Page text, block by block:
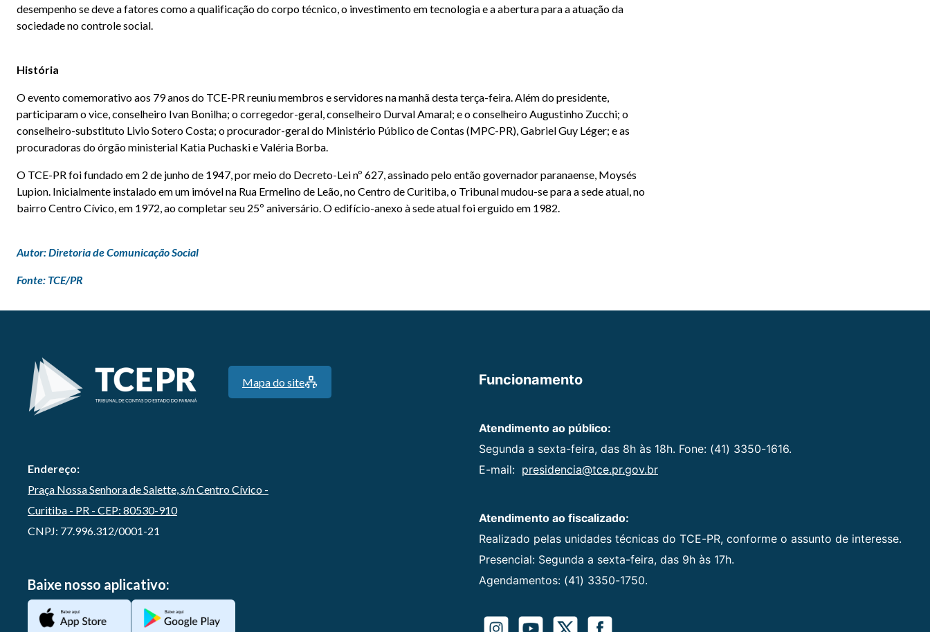
desempenho se deve a fatores como a qualificação do corpo técnico, o investimento em tecnologia e a abertura para a atuação da
sociedade no controle social.
História
O evento comemorativo aos 79 anos do TCE-PR reuniu membros e servidores na manhã desta terça-feira. Além do presidente,
participaram o vice, conselheiro Ivan Bonilha; o corregedor-geral, conselheiro Durval Amaral; e o conselheiro Augustinho Zucchi; o
conselheiro-substituto Livio Sotero Costa; o procurador-geral do Ministério Público de Contas (MPC-PR), Gabriel Guy Léger; e as
procuradoras do órgão ministerial Katia Puchaski e Valéria Borba.
O TCE-PR foi fundado em 2 de junho de 1947, por meio do Decreto-Lei nº 627, assinado pelo então governador paranaense, Moysés
Lupion. Inicialmente instalado em um imóvel na Rua Ermelino de Leão, no Centro de Curitiba, o Tribunal mudou-se para a sede atual, no
bairro Centro Cívico, em 1972, ao completar seu 25º aniversário. O edifício-anexo à sede atual foi erguido em 1982.
Autor: Diretoria de Comunicação Social
Fonte: TCE/PR
Mapa do site
Endereço:
Praça Nossa Senhora de Salette, s/n Centro Cívico -
Curitiba - PR - CEP: 80530-910
CNPJ: 77.996.312/0001-21
Baixe nosso aplicativo:
Funcionamento
Atendimento ao público:
Segunda a sexta-feira, das 8h às 18h. Fone: (41) 3350-1616.
E-mail: presidencia@tce.pr.gov.br
Atendimento ao fiscalizado:
Realizado pelas unidades técnicas do TCE-PR, conforme o assunto de interesse.
Presencial: Segunda a sexta-feira, das 9h às 17h.
Agendamentos: (41) 3350-1750.